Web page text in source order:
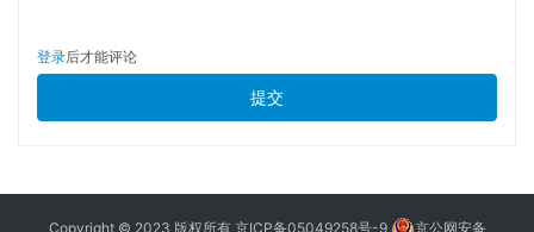
登录后才能评论
提交
Copyright © 2023 版权所有 京ICP备05049258号-9 京公网安备